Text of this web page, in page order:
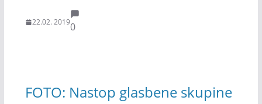
22.02. 20190
FOTO: Nastop glasbene skupine